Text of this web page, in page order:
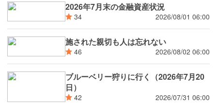
2026年7月末の金融資産状況
34 2026/08/01 06:00
施された親切も人は忘れない
46 2026/08/02 06:00
ブルーベリー狩りに行く（2026年7月20
日）
42 2026/07/31 06:00